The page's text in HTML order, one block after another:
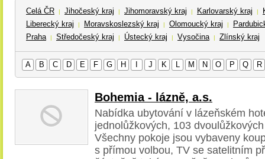
Celá ČR | Jihočeský kraj | Jihomoravský kraj | Karlovarský kraj |
Liberecký kraj
| Moravskoslezský kraj | Olomoucký kraj |
Praha
| Středočeský kraj | Ústecký kraj | Vysočina | Zlínský kraj
A B C D E F G H J K L M N O P Q R
Bohemia - lázně, a.s.
Nabídka ubytování v lázeňském
jednolůžkových, 103
Všechny pokoje jsou vybaveny
s přímou volbou, TV se satelitním